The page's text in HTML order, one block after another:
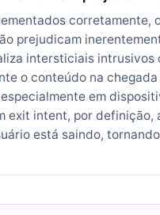
corretamente,
prejudicam
intersticiais intrusivos
o conteúdo na
em
exit intent, por definição,
está saindo,